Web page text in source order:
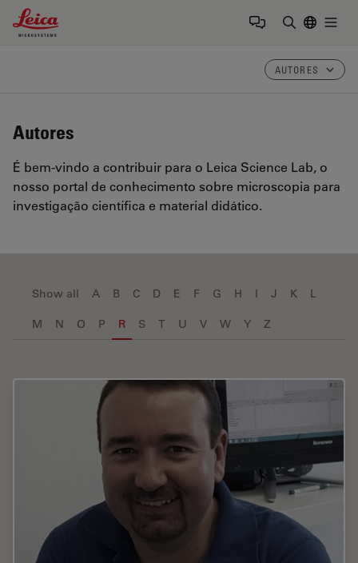
Leica Microsystems Logo
AUTORES
Autores
É bem-vindo a contribuir para o Leica Science Lab, o
nosso portal de conhecimento sobre microscopia para
investigação científica e material didático.
Show all A B C D E F G H I J K L
M N O P R S T U V W Y Z